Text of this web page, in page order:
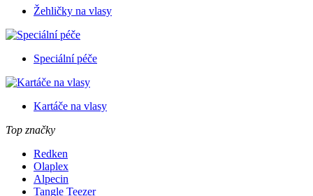
Žehličky na vlasy
Speciální péče
Kartáče na vlasy
Top značky
Redken
Olaplex
Alpecin
Tangle Teezer